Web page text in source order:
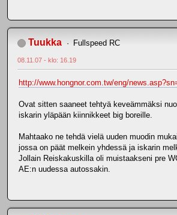
Tuukka Fullspeed RC
08.11.07 - klo: 16.19
http://www.hongnor.com.tw/eng/
Ovat sitten saaneet tehtyä keveämmäksi
iskarin yläpään kiinnikkeet big boreille.
Mahtaako ne tehdä vielä uuden muodin
jossa on päät melkein yhdessä ja iskarin
Jollain Reiskakuskilla oli muistaakseni pre
AE:n uudessa autossakin.